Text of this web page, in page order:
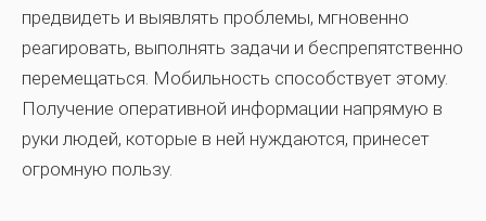
предвидеть и выявлять проблемы, мгновенно
реагировать, выполнять задачи и беспрепятственно
перемещаться. Мобильность способствует этому.
Получение оперативной информации напрямую в
руки людей, которые в ней нуждаются, принесет
огромную пользу.